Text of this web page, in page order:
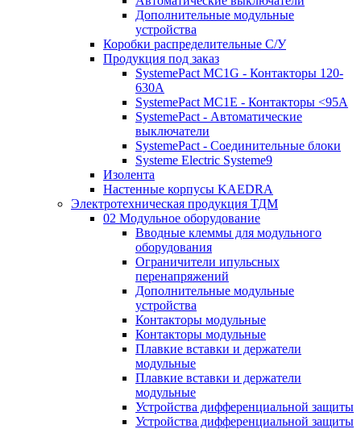
Дополнительные модульные
устройства
Коробки распределительные C/У
Продукция под заказ
SystemePact MC1G - Контакторы 120-
630A
SystemePact MC1E - Контакторы <95A
SystemePact - Автоматические
выключатели
SystemePact - Соединительные блоки
Systeme Electric Systeme9
Изолента
Настенные корпусы KAEDRA
Электротехническая продукция ТДМ
02 Модульное оборудование
Вводные клеммы для модульного
оборудования
Ограничители ипульсных
перенапряжений
Дополнительные модульные
устройства
Контакторы модульные
Контакторы модульные
Плавкие вставки и держатели
модульные
Плавкие вставки и держатели
модульные
Устройства дифференциальной защиты
Устройства дифференциальной защиты